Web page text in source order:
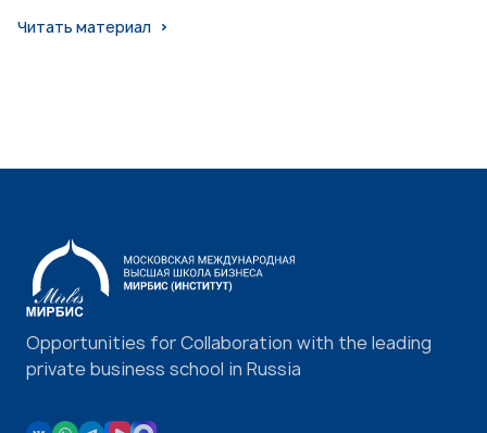
Читать материал
Opportunities for Collaboration with the leading
private business school in Russia